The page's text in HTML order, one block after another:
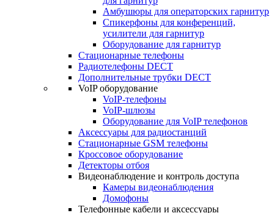
Амбушюры для операторских гарнитур
Cпикерфоны для конференций,
усилители для гарнитур
Оборудование для гарнитур
Стационарные телефоны
Радиотелефоны DECT
Дополнительные трубки DECT
VoIP оборудование
VoIP-телефоны
VoIP-шлюзы
Оборудование для VoIP телефонов
Аксессуары для радиостанций
Стационарные GSM телефоны
Кроссовое оборудование
Детекторы отбоя
Видеонаблюдение и контроль доступа
Камеры видеонаблюдения
Домофоны
Телефонные кабели и аксессуары